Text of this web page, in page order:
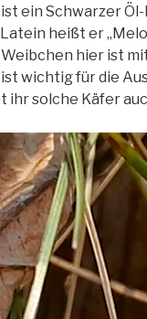
ist ein Schwarzer
heißt er
Weibchen hier ist
ist wichtig für die
ihr solche Käfer